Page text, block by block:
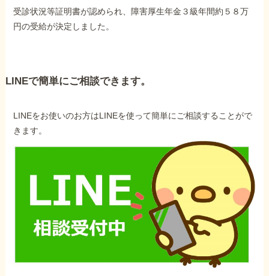
受診状況等証明書が認められ、障害厚生年金３級年間約５８万
円の受給が決定しました。
LINEで簡単にご相談できます。
LINEをお使いのお方はLINEを使って簡単にご相談することがで
きます。